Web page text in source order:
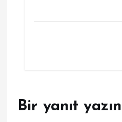
Bir yanıt yazın